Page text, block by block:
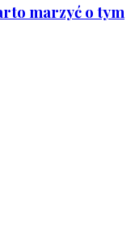
marzyć o tym